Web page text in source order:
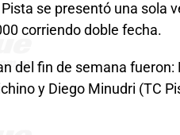
Pista se presentó una sola
corriendo doble fecha.
del fin de semana
y Diego Minudri (TC